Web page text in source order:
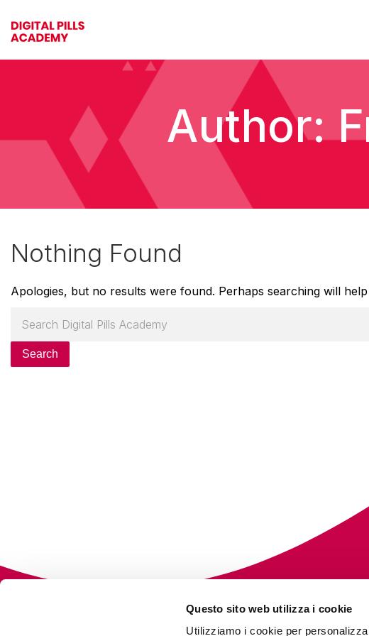
Questo sito web utilizza i cookie
Utilizziamo i cookie per
Author:
Nothing Found
Apologies, but no results were found. Perhaps searching will
Search